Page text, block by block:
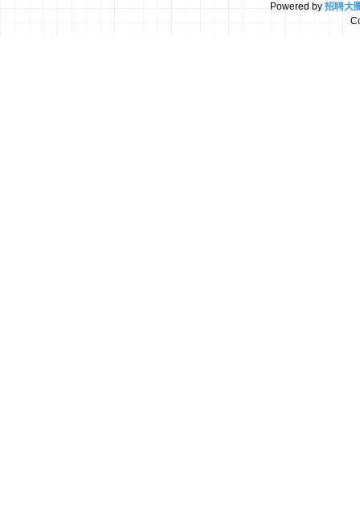
Powered by招聘大